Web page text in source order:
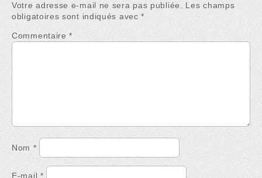
Votre adresse e-mail ne sera pas publiée. Les champs
obligatoires sont indiqués avec*
Commentaire*
Nom*
E-mail*